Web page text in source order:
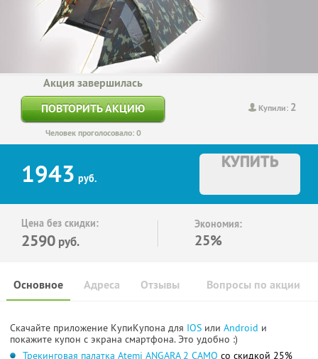
Купили: 2
Акция завершилась
ПОВТОРИТЬ АКЦИЮ
Человек проголосовало: 0
1943 руб.
КУПИТЬ
Цена без скидки:
2590 руб.
Экономия:
25%
Основное Отзывы Вопросы по акции
Адреса
Скачайте приложение КупиКупона для IOS или Android и
покажите купон с экрана смартфона. Это удобно :)
Трекинговая палатка Atemi ANGARA 2 CAMO со скидкой 25%